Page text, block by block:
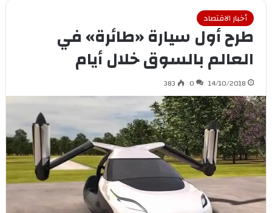
أخبار الاقتصاد
طرح أول سيارة «طائرة» في
العالم بالسوق خلال أيام
14/10/2018
0
383